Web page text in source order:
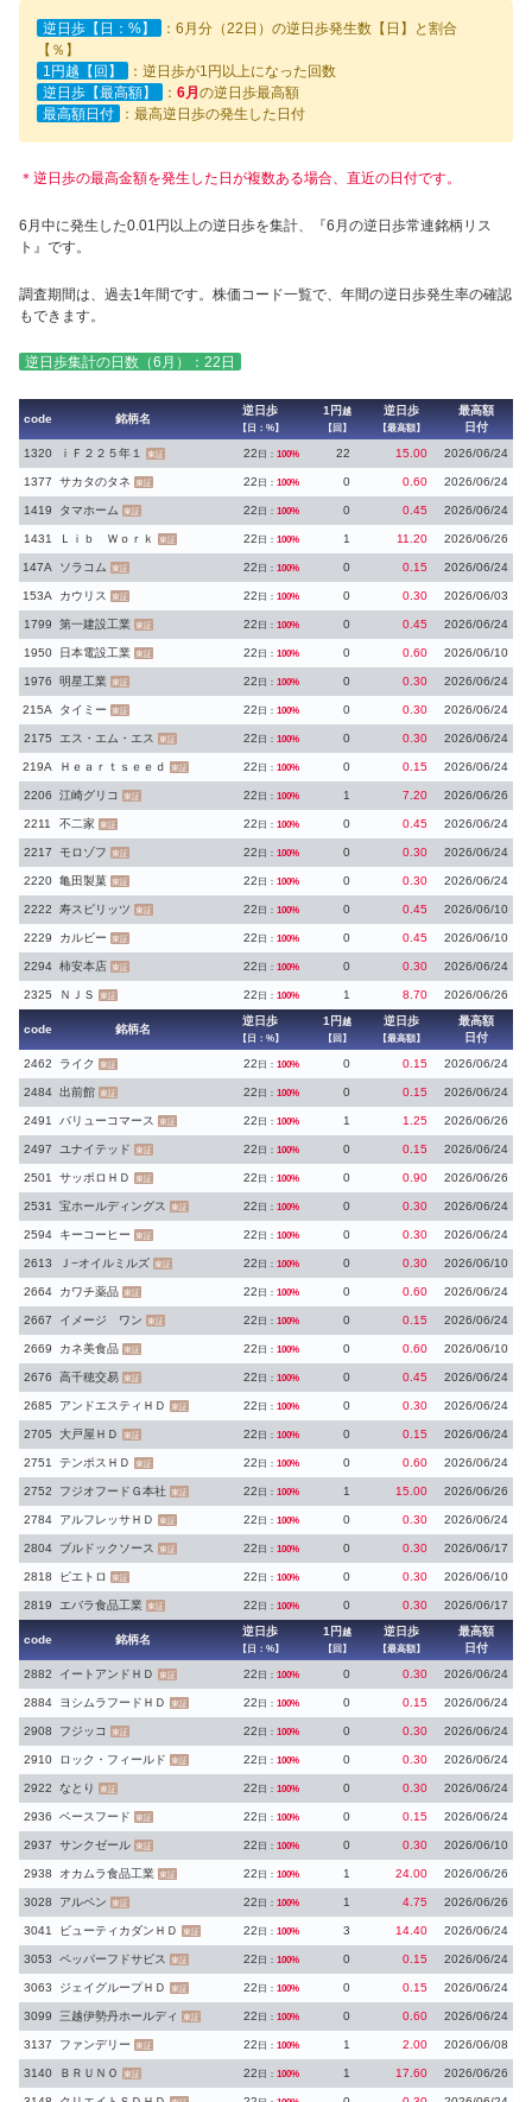
逆日歩【日：%】
：6月分（22日）の逆日歩発生数【日】と割合
【％】
1円越【回】
：逆日歩が1円以上になった回数
逆日歩【最高額】
： 6月の逆日歩最高額
最高額日付
：最高逆日歩の発生した日付
＊逆日歩の最高金額を発生した日が複数ある場合、直近の日付です。
6月中に発生した0.01円以上の逆日歩を集計、『6月の逆日歩常連銘柄リス
ト』です。
調査期間は、過去1年間です。株価コード一覧で、年間の逆日歩発生率の確認
もできます。
逆日歩集計の日数（6月）：22日
code 銘柄名
逆日歩
【日：%】
1円 越
【回】
逆日歩
【最高額】
最高額
日付
1320
ｉＦ２２５年１ 東証 22 日： 100% 22 15.00 2026/06/24
1377 サカタのタネ 東証 22 日： 100% 0 0.60 2026/06/24
1419 タマホーム 東証 22 日： 100% 0 0.45 2026/06/24
1431 Ｌｉｂ Ｗｏｒｋ 東証 22 日： 100% 1 11.20 2026/06/26
147A ソラコム 東証 22 日： 100% 0 0.15 2026/06/24
153A カウリス 東証 22 日： 100% 0 0.30 2026/06/03
1799 第一建設工業 東証 22 日： 100% 0 0.45 2026/06/24
1950 日本電設工業 東証 22 日： 100% 0 0.60 2026/06/10
1976 明星工業 東証 22 日： 100% 0 0.30 2026/06/24
215A タイミー 東証 22 日： 100% 0 0.30 2026/06/24
2175 エス・エム・エス 東証 22 日： 100% 0 0.30 2026/06/24
219A Ｈｅａｒｔｓｅｅｄ 東証 22 日： 100% 0 0.15 2026/06/24
2206 江崎グリコ 東証 22 日： 100% 1 7.20 2026/06/26
2211 不二家 東証 22 日： 100% 0 0.45 2026/06/24
2217 モロゾフ 東証 22 日： 100% 0 0.30 2026/06/24
2220 亀田製菓 東証 22 日： 100% 0 0.30 2026/06/24
2222 寿スピリッツ 東証 22 日： 100% 0 0.45 2026/06/10
2229 カルビー 東証 22 日： 100% 0 0.45 2026/06/10
2294 柿安本店 東証 22 日： 100% 0 0.30 2026/06/24
2325 ＮＪＳ 東証 22 日： 100% 1 8.70 2026/06/26
code 銘柄名
逆日歩
【日：%】
1円 越
【回】
逆日歩
【最高額】
最高額
日付
2462
ライク 東証 22 日： 100% 0 0.15 2026/06/24
2484 出前館 東証 22 日： 100% 0 0.15 2026/06/24
2491 バリューコマース 東証 22 日： 100% 1 1.25 2026/06/26
2497 ユナイテッド 東証 22 日： 100% 0 0.15 2026/06/24
2501 サッポロＨＤ 東証 22 日： 100% 0 0.90 2026/06/26
2531 宝ホールディングス 東証 22 日： 100% 0 0.30 2026/06/24
2594 キーコーヒー 東証 22 日： 100% 0 0.30 2026/06/24
2613 Ｊ−オイルミルズ 東証 22 日： 100% 0 0.30 2026/06/10
2664 カワチ薬品 東証 22 日： 100% 0 0.60 2026/06/24
2667 イメージ ワン 東証 22 日： 100% 0 0.15 2026/06/24
2669 カネ美食品 東証 22 日： 100% 0 0.60 2026/06/10
2676 高千穂交易 東証 22 日： 100% 0 0.45 2026/06/24
2685 アンドエスティＨＤ 東証 22 日： 100% 0 0.30 2026/06/24
2705 大戸屋ＨＤ 東証 22 日： 100% 0 0.15 2026/06/24
2751 テンポスＨＤ 東証 22 日： 100% 0 0.60 2026/06/24
2752 フジオフードＧ本社 東証 22 日： 100% 1 15.00 2026/06/26
2784 アルフレッサＨＤ 東証 22 日： 100% 0 0.30 2026/06/24
2804 ブルドックソース 東証 22 日： 100% 0 0.30 2026/06/17
2818 ピエトロ 東証 22 日： 100% 0 0.30 2026/06/10
2819 エバラ食品工業 東証 22 日： 100% 0 0.30 2026/06/17
code 銘柄名
逆日歩
【日：%】
1円 越
【回】
逆日歩
【最高額】
最高額
日付
2882
イートアンドＨＤ 東証 22 日： 100% 0 0.30 2026/06/24
2884 ヨシムラフードＨＤ 東証 22 日： 100% 0 0.15 2026/06/24
2908 フジッコ 東証 22 日： 100% 0 0.30 2026/06/24
2910 ロック・フィールド 東証 22 日： 100% 0 0.30 2026/06/24
2922 なとり 東証 22 日： 100% 0 0.30 2026/06/24
2936 ベースフード 東証 22 日： 100% 0 0.15 2026/06/24
2937 サンクゼール 東証 22 日： 100% 0 0.30 2026/06/10
2938 オカムラ食品工業 東証 22 日： 100% 1 24.00 2026/06/26
3028 アルペン 東証 22 日： 100% 1 4.75 2026/06/26
3041 ビューティカダンＨＤ 東証 22 日： 100% 3 14.40 2026/06/24
3053 ペッパーフドサビス 東証 22 日： 100% 0 0.15 2026/06/24
3063 ジェイグループＨＤ 東証 22 日： 100% 0 0.15 2026/06/24
3099 三越伊勢丹ホールディ 東証 22 日： 100% 0 0.60 2026/06/24
3137 ファンデリー 東証 22 日： 100% 1 2.00 2026/06/08
3140 ＢＲＵＮＯ 東証 22 日： 100% 1 17.60 2026/06/26